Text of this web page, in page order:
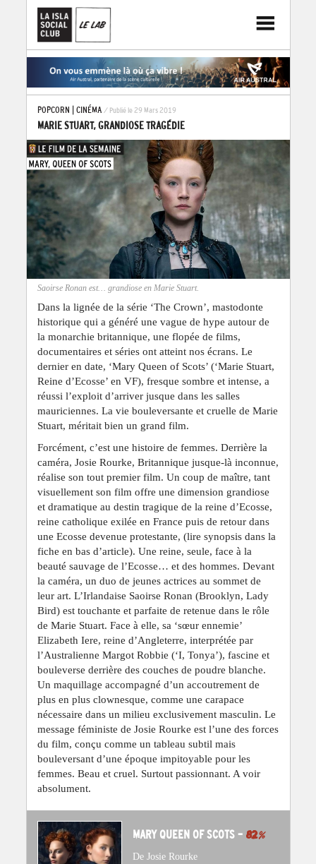
POPCORN CINÉMA / Publié le 29 Mars 2019
MARIE STUART, GRANDIOSE TRAGÉDIE
Saoirse Ronan est… grandiose en Marie Stuart.
Dans la lignée de la série ‘The Crown’, mastodonte
historique qui a généré une vague de hype autour de
la monarchie britannique, une flopée de films,
documentaires et séries ont atteint nos écrans. Le
dernier en date, ‘Mary Queen of Scots’ (‘Marie Stuart,
Reine d’Ecosse’ en VF), fresque sombre et intense, a
réussi l’exploit d’arriver jusque dans les salles
mauriciennes. La vie bouleversante et cruelle de Marie
Stuart, méritait bien un grand film.
Forcément, c’est une histoire de femmes. Derrière la
caméra, Josie Rourke, Britannique jusque-là inconnue,
réalise son tout premier film. Un coup de maître, tant
visuellement son film offre une dimension grandiose
et dramatique au destin tragique de la reine d’Ecosse,
reine catholique exilée en France puis de retour dans
une Ecosse devenue protestante, (lire synopsis dans la
fiche en bas d’article). Une reine, seule, face à la
beauté sauvage de l’Ecosse… et des hommes. Devant
la caméra, un duo de jeunes actrices au sommet de
leur art. L’Irlandaise Saoirse Ronan (Brooklyn, Lady
Bird) est touchante et parfaite de retenue dans le rôle
de Marie Stuart. Face à elle, sa ‘sœur ennemie’
Elizabeth Iere, reine d’Angleterre, interprétée par
l’Australienne Margot Robbie (‘I, Tonya’), fascine et
bouleverse derrière des couches de poudre blanche.
Un maquillage accompagné d’un accoutrement de
plus en plus clownesque, comme une carapace
nécessaire dans un milieu exclusivement masculin. Le
message féministe de Josie Rourke est l’une des forces
du film, conçu comme un tableau subtil mais
bouleversant d’une époque impitoyable pour les
femmes. Beau et cruel. Surtout passionnant. A voir
absolument.
MARY QUEEN OF SCOTS – 82%
De Josie Rourke